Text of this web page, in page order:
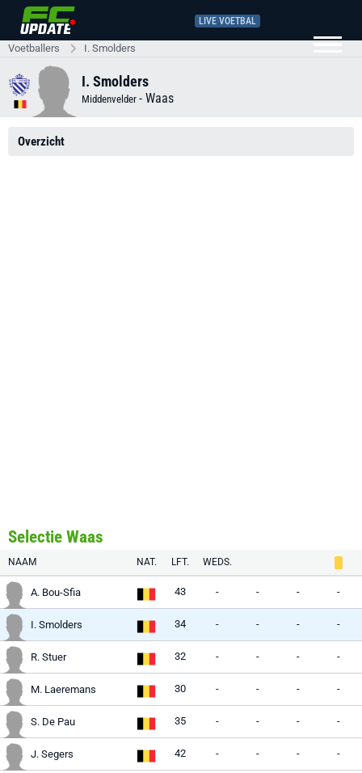
LIVE VOETBAL
Voetballers I. Smolders
I. Smolders
Middenvelder - Waas
Overzicht
Selectie Waas
NAAM NAT. LFT. WEDS.
A. Bou-Sfia 43 - - - -
I. Smolders 34 - - - -
R. Stuer 32 - - - -
M. Laeremans 30 - - - -
S. De Pau 35 - - - -
J. Segers 42 - - - -